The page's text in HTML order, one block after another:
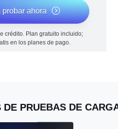
ahora
crédito. Plan gratuito incluido;
en los planes de pago.
DE PRUEBAS DE